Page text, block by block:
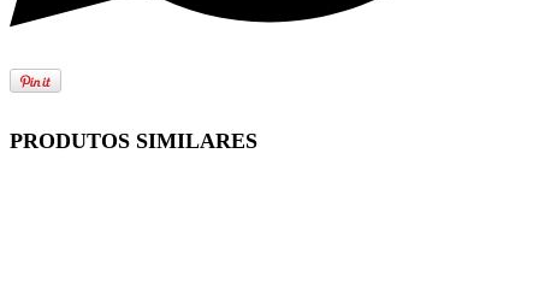
PRODUTOS SIMILARES